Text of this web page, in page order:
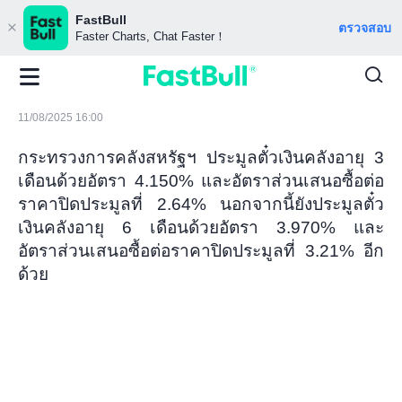
FastBull
Faster Charts, Chat Faster！
ตรวจสอบ
11/08/2025 16:00
กระทรวงการคลังสหรัฐฯ ประมูลตั๋วเงินคลังอายุ 3
เดือนด้วยอัตรา 4.150% และอัตราส่วนเสนอซื้อต่อ
ราคาปิดประมูลที่ 2.64% นอกจากนี้ยังประมูลตั๋ว
เงินคลังอายุ 6 เดือนด้วยอัตรา 3.970% และ
อัตราส่วนเสนอซื้อต่อราคาปิดประมูลที่ 3.21% อีก
ด้วย